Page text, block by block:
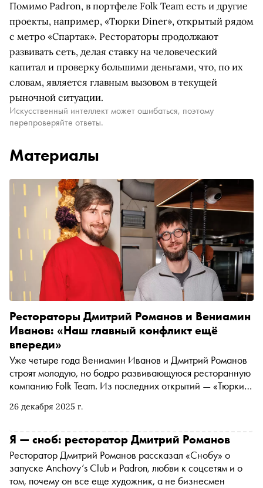
Помимо Padron, в портфеле Folk Team есть и другие
проекты, например, «Тюрки Diner», открытый рядом
с метро «Спартак». Рестораторы продолжают
развивать сеть, делая ставку на человеческий
капитал и проверку большими деньгами, что, по их
словам, является главным вызовом в текущей
рыночной ситуации.
Искусственный интеллект может ошибаться, поэтому
перепроверяйте ответы.
Материалы
26 декабря 2025 г.
Рестораторы Дмитрий Романов и Вениамин
Иванов: «Наш главный конфликт ещё
впереди»
Уже четыре года Вениамин Иванов и Дмитрий Романов
строят молодую, но бодро развивающуюся ресторанную
компанию Folk Team. Из последних открытий — «Тюрки
ресторан Padron на десятой строчке гастрономической
Макуш встретилась с рестораторами и поговорила с
ними о ситуации на ресторанном рынке в России,
чистом вкусе, эмоциональном управлении,
человеческом капитале и проверке большими деньгами
Я — сноб: ресторатор Дмитрий Романов
Ресторатор Дмитрий Романов рассказал «Снобу» о
запуске Anchovy’s Club и Padron, любви к соцсетям и о
том, почему он все еще художник, а не бизнесмен